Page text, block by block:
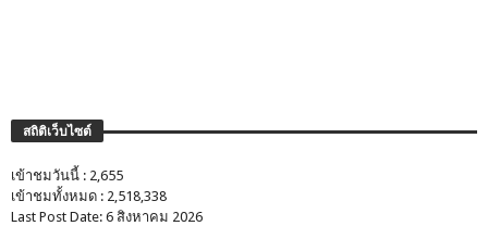
สถิติเว็บไซต์
เข้าชมวันนี้ : 2,655
เข้าชมทั้งหมด : 2,518,338
Last Post Date: 6 สิงหาคม 2026